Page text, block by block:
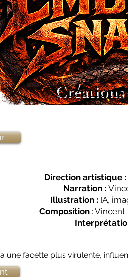
Créations
Direction artistique :
Narration :
Illustration : IA,
Composition : Vincent
une facette plus virulente,